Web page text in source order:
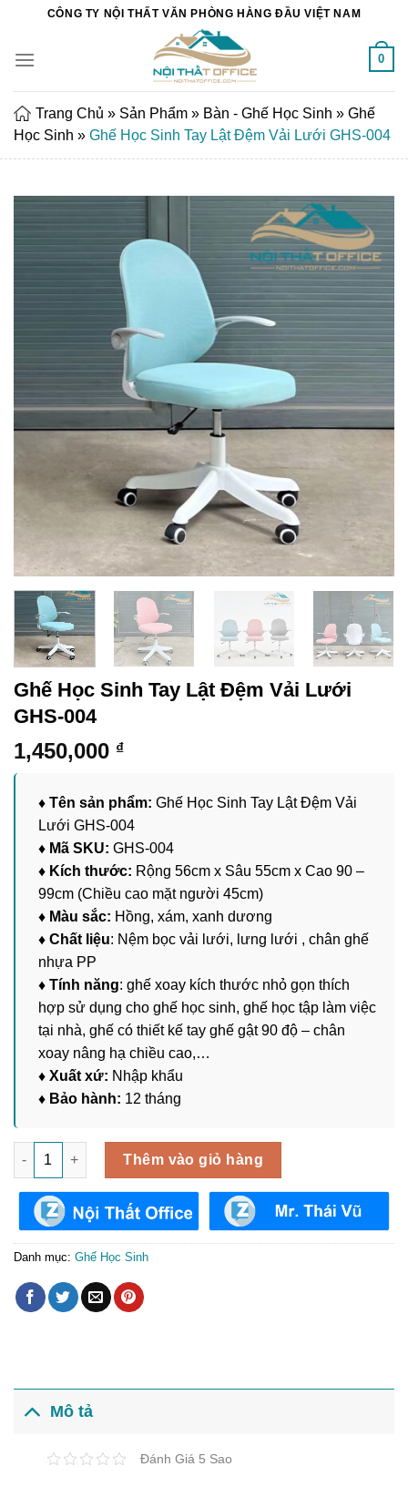
Chuyển
nội
CÔNG TY NỘI THẤT VĂN PHÒNG HÀNG ĐẦU VIỆT NAM
0
Trang Chủ » Sản Phẩm » Bàn - Ghế Học Sinh » Ghế
Học Sinh » Ghế Học Sinh Tay Lật Đệm Vải Lưới GHS-004
Ghế Học Sinh Tay Lật Đệm Vải Lưới
GHS-004
1,450,000 ₫
♦ Tên sản phẩm: Ghế Học Sinh Tay Lật Đệm Vải
Lưới GHS-004
♦ Mã SKU: GHS-004
♦ Kích thước: Rộng 56cm x Sâu 55cm x Cao 90 –
99cm (Chiều cao mặt người 45cm)
♦ Màu sắc: Hồng, xám, xanh dương
♦ Chất liệu: Nệm bọc vải lưới, lưng lưới , chân ghế
nhựa PP
♦ Tính năng: ghế xoay kích thước nhỏ gọn thích
hợp sử dụng cho ghế học sinh, ghế học tập làm việc
tại nhà, ghế có thiết kế tay ghế gật 90 độ – chân
xoay nâng hạ chiều cao,…
♦ Xuất xứ: Nhập khẩu
♦ Bảo hành: 12 tháng
Ghế Học Sinh Tay Lật Đệm Vải Lưới GHS-004 số lượng
Thêm vào giỏ hàng
Danh mục: Ghế Học Sinh
Mô tả
Đánh Giá 5 Sao